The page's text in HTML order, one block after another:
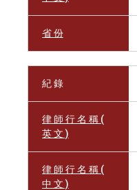
省 份
紀 錄
律 師 行 名 稱 (
英 文 )
律 師 行 名 稱 (
中 文 )